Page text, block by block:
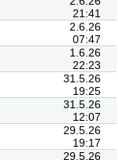
21:41
2.6.26
07:47
1.6.26
22:23
31.5.26
19:25
31.5.26
12:07
29.5.26
19:17
29.5.26